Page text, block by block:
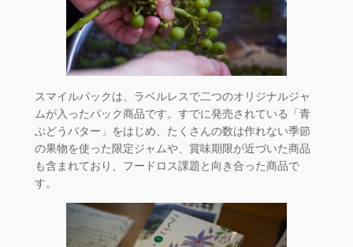
スマイルパックは、ラベルレスで二つのオリジナルジャ
ムが入ったパック商品です。すでに発売されている「青
ぶどうバター」をはじめ、たくさんの数は作れない季節
の果物を使った限定ジャムや、賞味期限が近づいた商品
も含まれており、フードロス課題と向き合った商品で
す。